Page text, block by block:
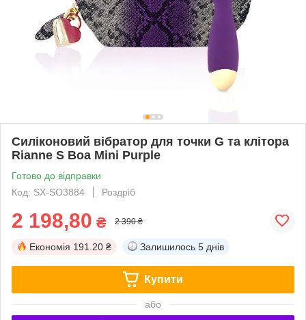
Силіконовий вібратор для точки G та клітора
Rianne S Boa Mini Purple
Готово до відправки
Код: SX-SO3884
Роздріб
2 198,80 ₴ 2 390 ₴
Економія 191.20 ₴ Залишилось 5 днів
Купити
або